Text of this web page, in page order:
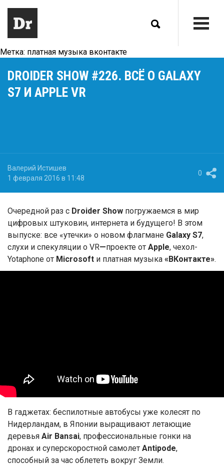
Метка: платная музыка вконтакте
DROIDER SHOW #226. ВСЁ О GALAXY
S7 И APPLE VR
Валерий Истишев
1 февраля 2016 в 11:48
0
Очередной раз с Droider Show погружаемся в мир
цифровых штуковин, интернета и будущего! В этом
выпуске: все «утечки» о новом флагмане Galaxy S7,
слухи и спекуляции о VR—проекте от Apple, чехол-
Yotaphone от Microsoft и платная музыка «ВКонтакте».
В гаджетах: беспилотные автобусы уже колесят по
Нидерландам, в Японии выращивают летающие
деревья Air Bansai, профессиональные гонки на
дронах и суперскоростной самолет Antipode,
способный за час облететь вокруг Земли.